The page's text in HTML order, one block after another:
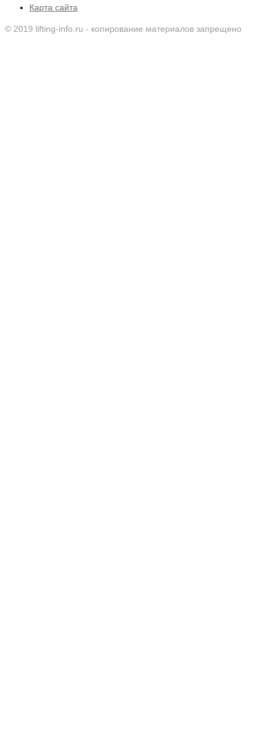
Карта сайта
© 2019 lifting-info.ru - копирование материалов запрещено